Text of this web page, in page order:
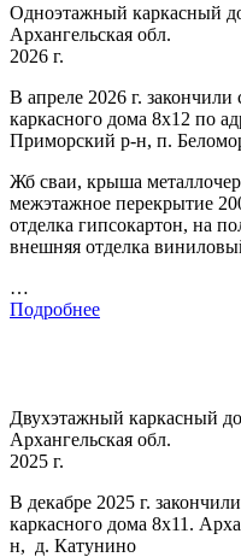
Одноэтажный каркасный
Архангельская обл.
2026 г.
В апреле 2026 г. закончили
каркасного дома 8х12 по
Приморский р-н, п.
Жб сваи, крыша
межэтажное перекрытие
отделка гипсокартон, на
внешняя отделка
…
Подробнее
Двухэтажный каркасный
Архангельская обл.
2025 г.
В декабре 2025 г.
каркасного дома 8х11.
н, д. Катунино